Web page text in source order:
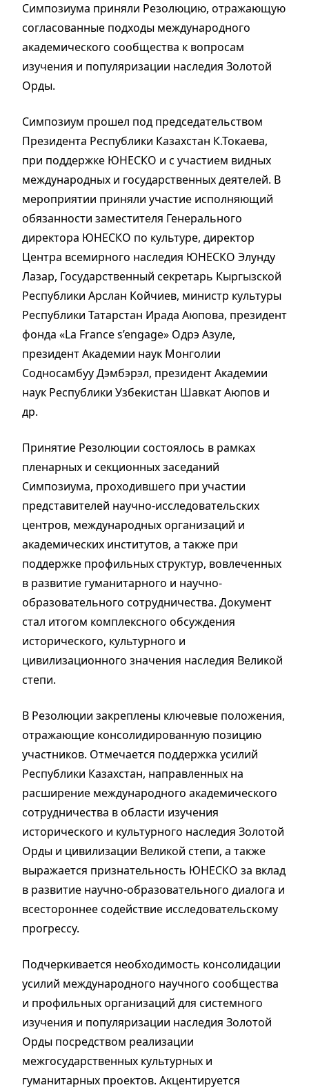
Симпозиума приняли Резолюцию, отражающую
согласованные подходы международного
академического сообщества к вопросам
изучения и популяризации наследия Золотой
Орды.
Симпозиум прошел под председательством
Президента Республики Казахстан К.Токаева,
при поддержке ЮНЕСКО и с участием видных
международных и государственных деятелей. В
мероприятии приняли участие исполняющий
обязанности заместителя Генерального
директора ЮНЕСКО по культуре, директор
Центра всемирного наследия ЮНЕСКО Элунду
Лазар, Государственный секретарь Кыргызской
Республики Арслан Койчиев, министр культуры
Республики Татарстан Ирада Аюпова, президент
фонда «La France s’engage» Одрэ Азуле,
президент Академии наук Монголии
Содносамбуу Дэмбэрэл, президент Академии
наук Республики Узбекистан Шавкат Аюпов и
др.
Принятие Резолюции состоялось в рамках
пленарных и секционных заседаний
Симпозиума, проходившего при участии
представителей научно-исследовательских
центров, международных организаций и
академических институтов, а также при
поддержке профильных структур, вовлеченных
в развитие гуманитарного и научно-
образовательного сотрудничества. Документ
стал итогом комплексного обсуждения
исторического, культурного и
цивилизационного значения наследия Великой
степи.
В Резолюции закреплены ключевые положения,
отражающие консолидированную позицию
участников. Отмечается поддержка усилий
Республики Казахстан, направленных на
расширение международного академического
сотрудничества в области изучения
исторического и культурного наследия Золотой
Орды и цивилизации Великой степи, а также
выражается признательность ЮНЕСКО за вклад
в развитие научно-образовательного диалога и
всестороннее содействие исследовательскому
прогрессу.
Подчеркивается необходимость консолидации
усилий международного научного сообщества
и профильных организаций для системного
изучения и популяризации наследия Золотой
Орды посредством реализации
межгосударственных культурных и
гуманитарных проектов. Акцентируется